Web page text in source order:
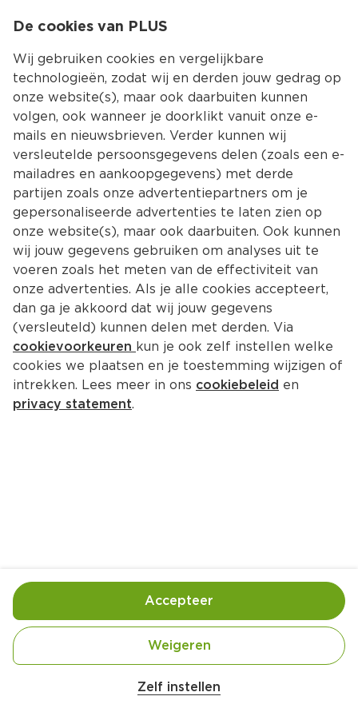
Kies jouw
Ingrediënten Bereiding
De cookies van PLUS
Wij gebruiken cookies en vergelijkbare
technologieën, zodat wij en derden jouw gedrag op
onze website(s), maar ook daarbuiten kunnen
volgen, ook wanneer je doorklikt vanuit onze e-
mails en nieuwsbrieven. Verder kunnen wij
versleutelde persoonsgegevens delen (zoals een e-
mailadres en aankoopgegevens) met derde
partijen zoals onze advertentiepartners om je
gepersonaliseerde advertenties te laten zien op
onze website(s), maar ook daarbuiten. Ook kunnen
wij jouw gegevens gebruiken om analyses uit te
voeren zoals het meten van de effectiviteit van
onze advertenties. Als je alle cookies accepteert,
dan ga je akkoord dat wij jouw gegevens
(versleuteld) kunnen delen met derden. Via
cookievoorkeuren kun je ook zelf instellen welke
cookies we plaatsen en je toestemming wijzigen of
intrekken. Lees meer in ons cookiebeleid en
privacy statement.
Zelf instellen
Weigeren
Accepteer